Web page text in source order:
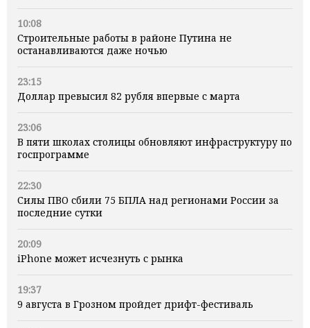
10:08
Строительные работы в районе Путина не
останавливаются даже ночью
23:15
Доллар превысил 82 рубля впервые с марта
23:06
В пяти школах столицы обновляют инфраструктуру по
госпрограмме
22:30
Силы ПВО сбили 75 БПЛА над регионами России за
последние сутки
20:09
iPhone может исчезнуть с рынка
19:37
9 августа в Грозном пройдет дрифт-фестиваль